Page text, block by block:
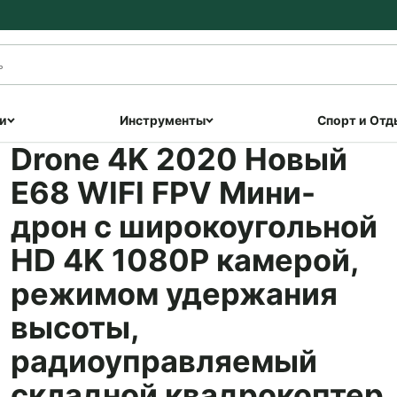
Инструменты Спорт и
Drone 4K 2020 Новый
E68 WIFI FPV Мини-
дрон с широкоугольной
HD 4K 1080P камерой,
режимом удержания
высоты,
радиоуправляемый